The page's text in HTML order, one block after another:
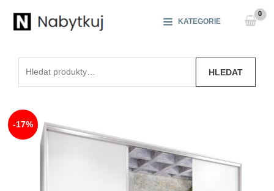
KATEGORIE
HLEDAT
-17%